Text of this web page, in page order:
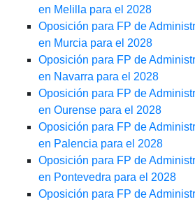
en Melilla para el 2028
Oposición para FP de
en Murcia para el 2028
Oposición para FP de
en Navarra para el 2028
Oposición para FP de
en Ourense para el 2028
Oposición para FP de
en Palencia para el 2028
Oposición para FP de
en Pontevedra para el 2028
Oposición para FP de